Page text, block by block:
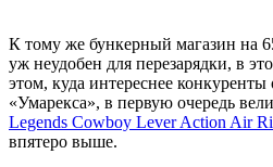
К тому же бункерный магазин на
уж неудобен для перезарядки, в
этом, куда интереснее конкуренты
«Умарекса», в первую очередь
Legends Cowboy Lever Action Air
впятеро выше.